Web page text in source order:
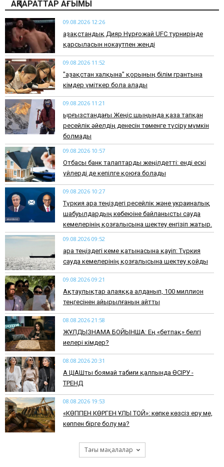
АҚПАРАТТАР АҒЫМЫ
09.08.2026 12:26
Қазақстандық Дияр Нұрғожай UFC турнирінде
қарсыласын нокаутпен жеңді
09.08.2026 11:52
"Қазақстан халқына" қорының білім грантына
кімдер үміткер бола алады
09.08.2026 11:21
Қырғызстандағы Жеңіс шыңында қаза тапқан
ресейлік әйелдің денесін төменге түсіру мүмкін
болмады
09.08.2026 10:57
Отбасы банк талаптарды жеңілдетті: енді ескі
үйлерді де кепілге қоюға болады
09.08.2026 10:27
Түркия Қара теңіздегі ресейлік және украиналық
шабуылдардың көбеюіне байланысты сауда
кемелерінің қозғалысына шектеу енгізіп жатыр.
09.08.2026 09:52
Қара теңіздегі кеме қатынасына қауіп: Түркия
сауда кемелерінің қозғалысына шектеу қойды
09.08.2026 09:21
Ақтаулықтар алаяққа алданып, 100 миллион
теңгесінен айырылғанын айтты
08.08.2026 21:58
ЖҰЛДЫЗНАМА БОЙЫНША: Ең «бетпақ» белгі
иелері кімдер?
08.08.2026 20:31
АҚ ШАШты боямай табиғи қалпында ӨСІРУ -
ТРЕНД
08.08.2026 19:53
​«КӨППЕН КӨРГЕН ҰЛЫ ТОЙ»: көпке көзсіз еру ме,
көппен бірге болу ма?
Тағы мақалалар